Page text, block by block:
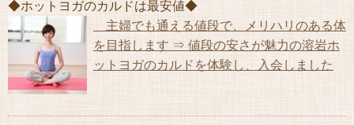
◆ホットヨガのカルドは最安値◆
主婦でも通える値段で、メリハリのある体
を目指します ⇒ 値段の安さが魅力の溶岩ホ
ットヨガのカルドを体験し、入会しました